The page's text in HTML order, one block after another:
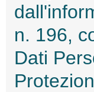
n. 196,
Dati